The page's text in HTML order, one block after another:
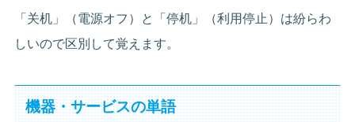
「关机」（電源オフ）と「停机」（利用停止）は紛らわ
しいので区別して覚えます。
機器・サービスの単語